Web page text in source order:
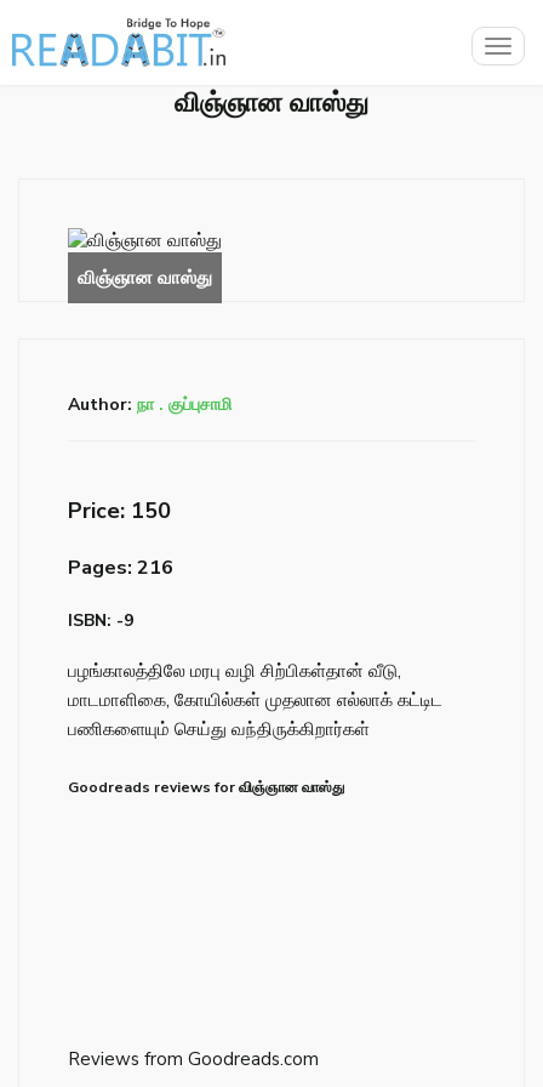
விஞ்ஞான வாஸ்து
Author: நா . குப்புசாமி
Price: ₹150
Pages: 216
ISBN: -9
பழங்காலத்திலே மரபு வழி சிற்பிகள்தான் வீடு,
மாடமாளிகை, கோயில்கள் முதலான எல்லாக் கட்டிட
பணிகளையும் செய்து வந்திருக்கிறார்கள்
Goodreads reviews for விஞ்ஞான வாஸ்து
Reviews from Goodreads.com